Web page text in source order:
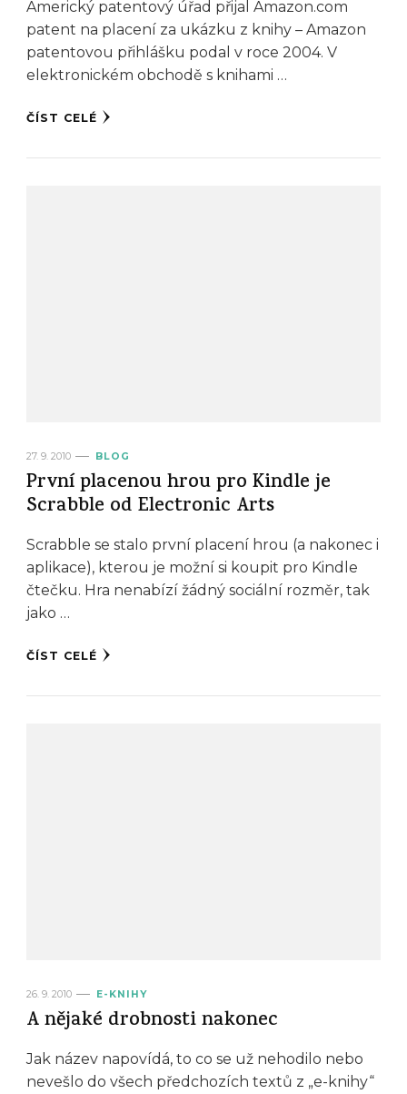
Americký patentový úřad přijal Amazon.com
patent na placení za ukázku z knihy – Amazon
patentovou přihlášku podal v roce 2004. V
elektronickém obchodě s knihami …
ČÍST CELÉ
27. 9. 2010 BLOG
První placenou hrou pro Kindle je
Scrabble od Electronic Arts
Scrabble se stalo první placení hrou (a nakonec i
aplikace), kterou je možní si koupit pro Kindle
čtečku. Hra nenabízí žádný sociální rozměr, tak
jako …
ČÍST CELÉ
26. 9. 2010 E-KNIHY
A nějaké drobnosti nakonec
Jak název napovídá, to co se už nehodilo nebo
nevešlo do všech předchozích textů z „e-knihy“